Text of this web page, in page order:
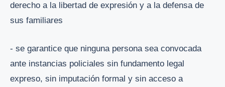
derecho a la libertad de expresión y a la defensa de
sus familiares
- se garantice que ninguna persona sea convocada
ante instancias policiales sin fundamento legal
expreso, sin imputación formal y sin acceso a